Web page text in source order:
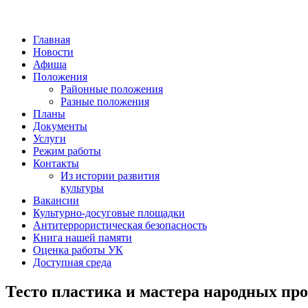
Главная
Новости
Афиша
Положения
Районные положения
Разные положения
Планы
Документы
Услуги
Режим работы
Контакты
Из истории развития
культуры
Вакансии
Культурно-досуговые площадки
Антитеррористическая безопасность
Книга нашей памяти
Оценка работы УК
Доступная среда
Тесто пластика и мастера народных